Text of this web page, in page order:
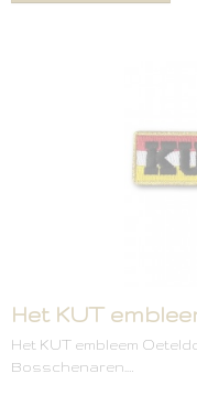
Het KUT
Het KUT embleem
Bosschenaren.…